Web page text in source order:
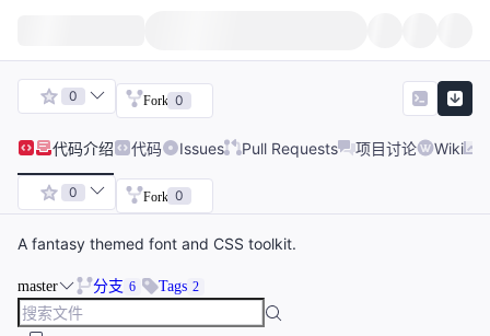
0 Fork 0
代码介绍 代码 Issues Pull Requests 项目讨论 Wiki
0 Fork 0
A fantasy themed font and CSS toolkit.
master 分支 6 Tags 2